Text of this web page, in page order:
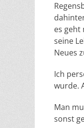
es geht
seine
Neues
Ich
wurde.
Man
sonst